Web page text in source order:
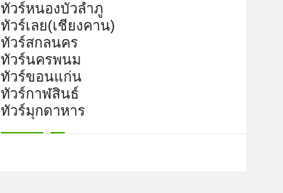
ทัวร์หนองบัวลำภู
ทัวร์เลย(เชียงคาน)
ทัวร์สกลนคร
ทัวร์นครพนม
ทัวร์ขอนแก่น
ทัวร์กาฬสินธ์
ทัวร์มุกดาหาร